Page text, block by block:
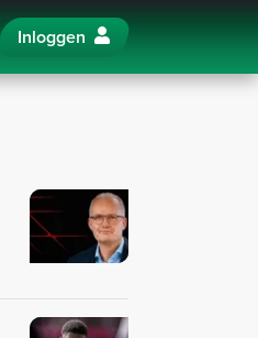
Inloggen